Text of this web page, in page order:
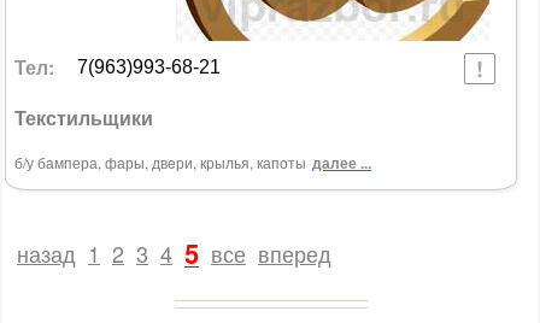
Тел: 7(963)993-68-21
Текстильщики
б/у бампера, фары, двери, крылья, капоты далее ...
назад 1 2 3 4 5 все вперед